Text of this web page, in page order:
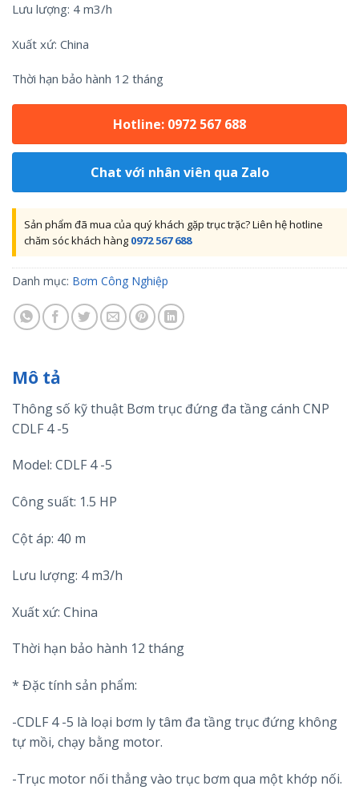
Lưu lượng: 4 m3/h
Xuất xứ: China
Thời hạn bảo hành 12 tháng
Hotline: 0972 567 688
Chat với nhân viên qua Zalo
Sản phẩm đã mua của quý khách gặp trục trặc? Liên hệ hotline
chăm sóc khách hàng 0972 567 688
Danh mục: Bơm Công Nghiệp
Mô tả
Thông số kỹ thuật Bơm trục đứng đa tầng cánh CNP
CDLF 4 -5
Model: CDLF 4 -5
Công suất: 1.5 HP
Cột áp: 40 m
Lưu lượng: 4 m3/h
Xuất xứ: China
Thời hạn bảo hành 12 tháng
* Đặc tính sản phẩm:
-CDLF 4 -5 là loại bơm ly tâm đa tầng trục đứng không
tự mồi, chạy bằng motor.
-Trục motor nối thẳng vào trục bơm qua một khớp nối.